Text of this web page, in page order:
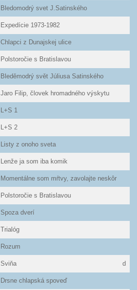
Bledomodrý svet J.Satinského
Expedície 1973-1982
Chlapci z Dunajskej ulice
Polstoročie s Bratislavou
Bleděmodrý svět Júliusa Satinského
Jaro Filip, človek hromadného výskytu
L+S 1
L+S 2
Listy z onoho sveta
Lenže ja som iba komik
Momentálne som mŕtvy, zavolajte neskôr
Polstoročie s Bratislavou
Spoza dverí
Trialóg
Rozum
Sviňa d
Drsne chlapská spoveď